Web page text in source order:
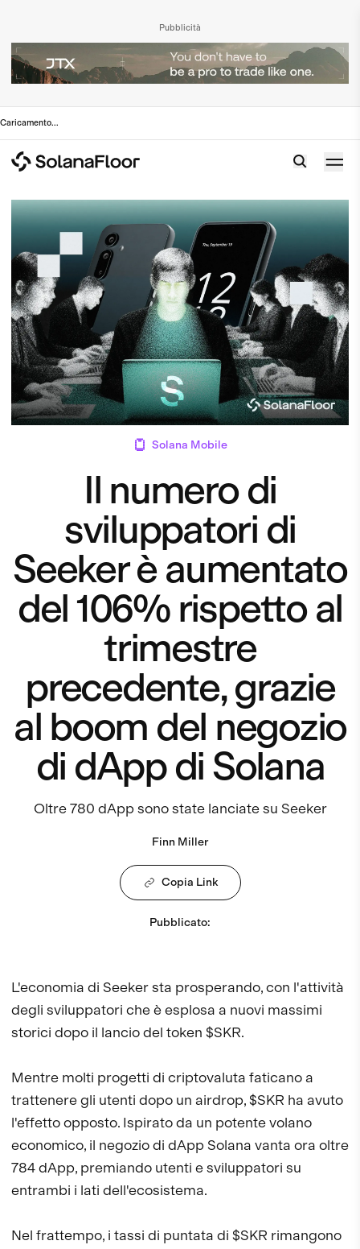
Pubblicità
Caricamento...
Solana Mobile
Il numero di
sviluppatori di
Seeker è aumentato
del 106% rispetto al
trimestre
precedente, grazie
al boom del negozio
di dApp di Solana
Oltre 780 dApp sono state lanciate su Seeker
Finn Miller
Copia Link
Pubblicato:
L'economia di Seeker sta prosperando, con l'attività
degli sviluppatori che è esplosa a nuovi massimi
storici dopo il lancio del token $SKR.
Mentre molti progetti di criptovaluta faticano a
trattenere gli utenti dopo un airdrop, $SKR ha avuto
l'effetto opposto. Ispirato da un potente volano
economico, il negozio di dApp Solana vanta ora oltre
784 dApp, premiando utenti e sviluppatori su
entrambi i lati dell'ecosistema.
Nel frattempo, i tassi di puntata di $SKR rimangono